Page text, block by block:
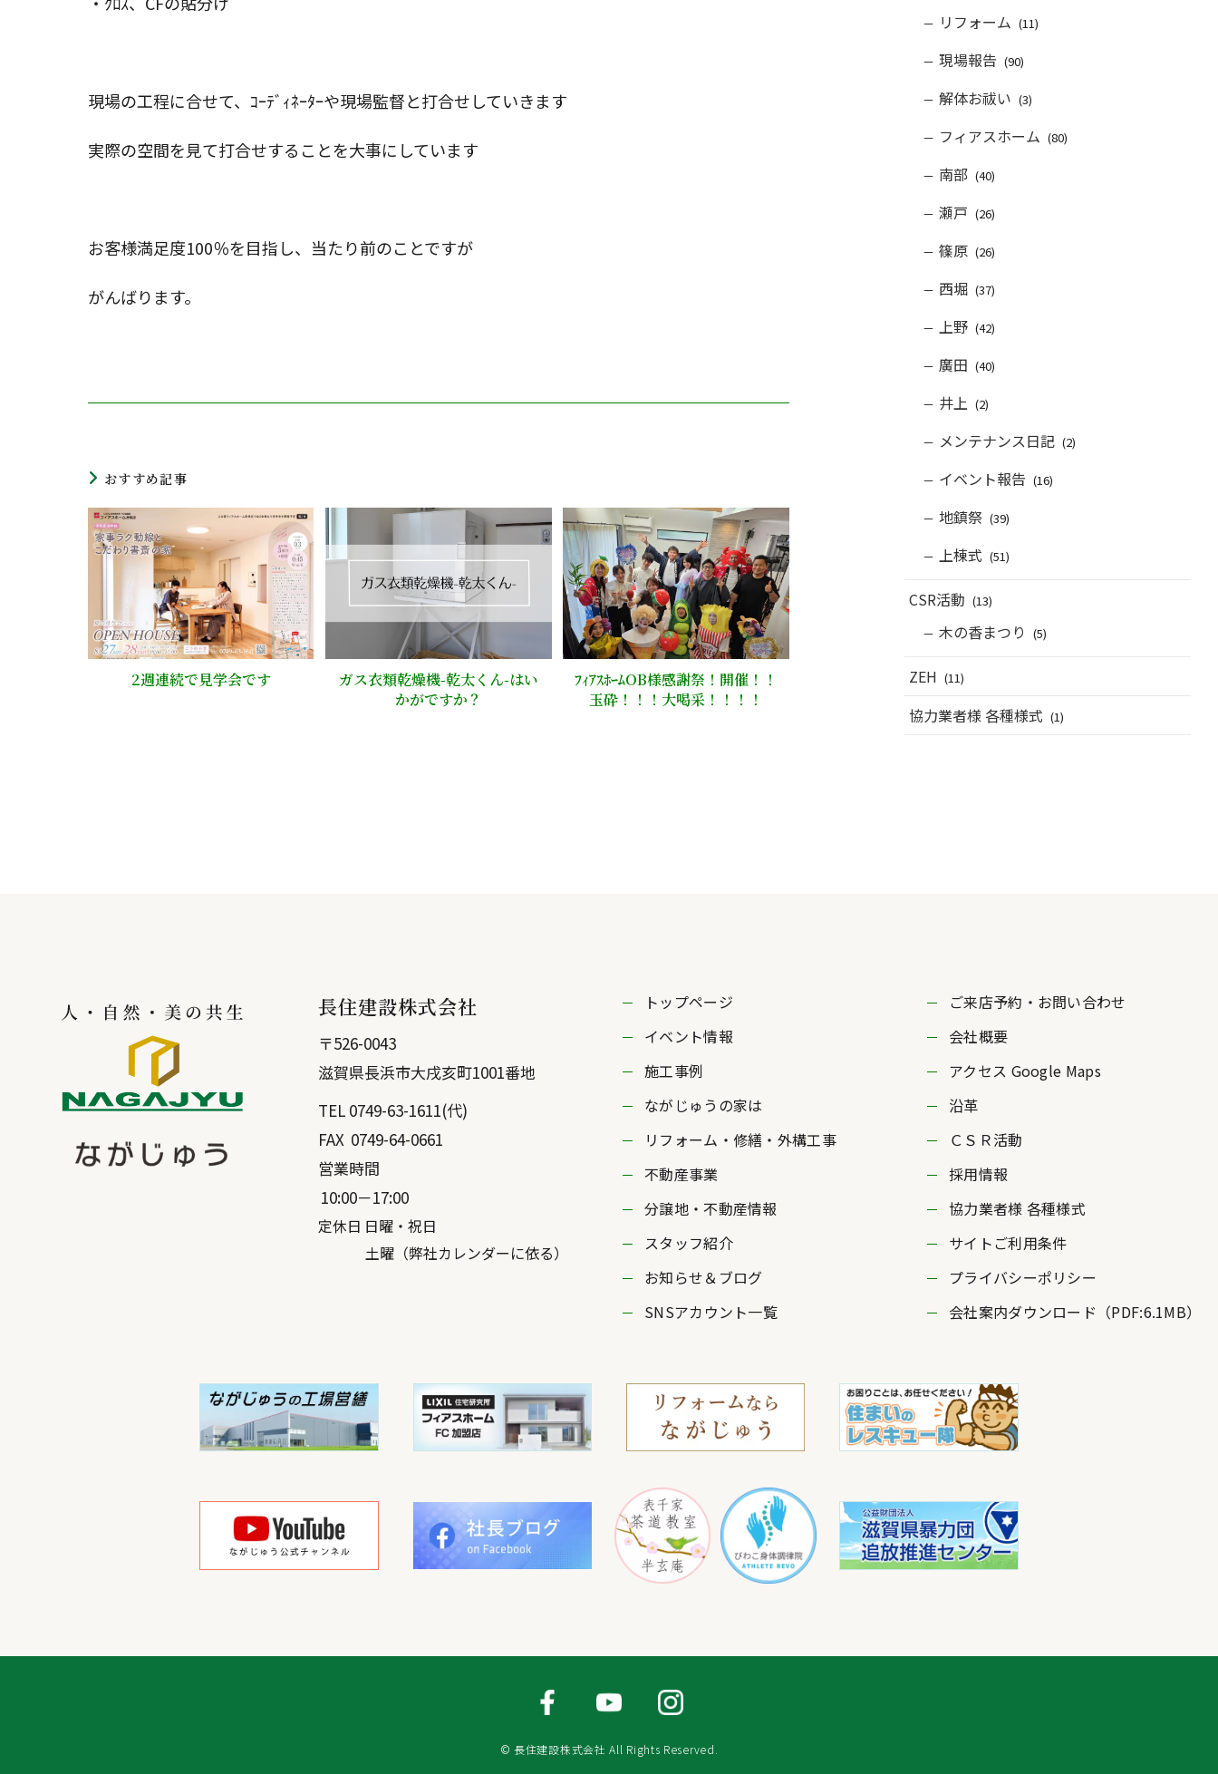
現場の工程に合せて、ｺｰﾃﾞｨﾈｰﾀｰや現場監督と打合せしていきます
実際の空間を見て打合せすることを大事にしています
お客様満足度100％を目指し、当たり前のことですが
がんばります。
おすすめ記事
2週連続で見学会です
ガス衣類乾燥機-乾太くん-はい
かがですか？
ﾌｨｱｽﾎｰﾑOB様感謝祭！開催！！
玉砕！！！大喝采！！！！
リフォーム (11)
現場報告 (90)
解体お祓い (3)
フィアスホーム (80)
南部 (40)
瀬戸 (26)
篠原 (26)
西堀 (37)
上野 (42)
廣田 (40)
井上 (2)
メンテナンス日記 (2)
イベント報告 (16)
地鎮祭 (39)
上棟式 (51)
CSR活動 (13)
木の香まつり (5)
ZEH (11)
協力業者様 各種様式 (1)
長住建設株式会社
〒526-0043
滋賀県長浜市大戌亥町1001番地
TEL 0749-63-1611(代)
FAX 0749-64-0661
営業時間
10:00－17:00
定休日 日曜・祝日
土曜（弊社カレンダーに依る）
トップページ
イベント情報
施工事例
ながじゅうの家は
リフォーム・修繕・外構工事
不動産事業
分譲地・不動産情報
スタッフ紹介
お知らせ＆ブログ
SNSアカウント一覧
ご来店予約・お問い合わせ
会社概要
アクセス Google Maps
沿革
ＣＳＲ活動
採用情報
協力業者様 各種様式
サイトご利用条件
プライバシーポリシー
会社案内ダウンロード（PDF:6.1MB）
© 長住建設株式会社 All Rights Reserved.